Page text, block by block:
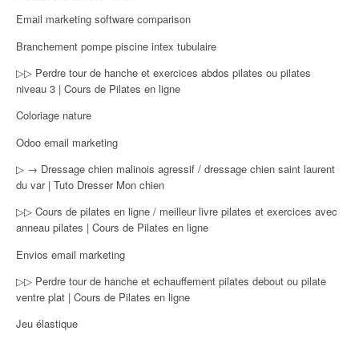
Email marketing software comparison
Branchement pompe piscine intex tubulaire
▷▷ Perdre tour de hanche et exercices abdos pilates ou pilates
niveau 3 | Cours de Pilates en ligne
Coloriage nature
Odoo email marketing
▷ → Dressage chien malinois agressif / dressage chien saint laurent
du var | Tuto Dresser Mon chien
▷▷ Cours de pilates en ligne / meilleur livre pilates et exercices avec
anneau pilates | Cours de Pilates en ligne
Envios email marketing
▷▷ Perdre tour de hanche et echauffement pilates debout ou pilate
ventre plat | Cours de Pilates en ligne
Jeu élastique